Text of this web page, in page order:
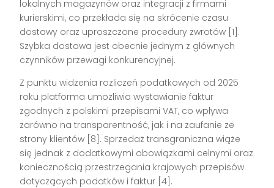
lokalnych magazynów oraz integracji z firmami
kurierskimi, co przekłada się na skrócenie czasu
dostawy oraz uproszczone procedury zwrotów [1].
Szybka dostawa jest obecnie jednym z głównych
czynników przewagi konkurencyjnej.
Z punktu widzenia rozliczeń podatkowych od 2025
roku platforma umożliwia wystawianie faktur
zgodnych z polskimi przepisami VAT, co wpływa
zarówno na transparentność, jak i na zaufanie ze
strony klientów [8]. Sprzedaż transgraniczna wiąże
się jednak z dodatkowymi obowiązkami celnymi oraz
koniecznością przestrzegania krajowych przepisów
dotyczących podatków i faktur [4].